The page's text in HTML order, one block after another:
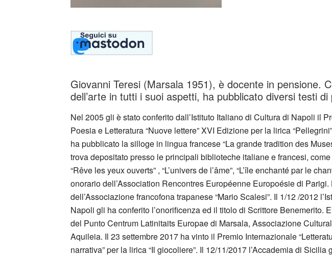
Giovanni Teresi (Marsala 1951), è docente in pensione.
dell’arte in tutti i suoi aspetti, ha pubblicato diversi testi
Nel 2005 gli è stato conferito dall’Istituto Italiano di Cultura di Napoli il
Poesia e Letteratura “Nuove lettere” XVI Edizione per la lirica
ha pubblicato la silloge in lingua francese “La grande tradition des
trova depositato presso le principali biblioteche italiane e francesi,
“Rêve les yeux ouverts” , “L’univers de l’âme”, “L’île enchanté par le
onorario dell’Association Rencontres Européenne Europoésie di
dell’Associazione francofona trapanese “Mario Scalesi”. Il 1/12 /2012
Napoli gli ha conferito l’onorificenza ed il titolo di Scrittore Benemerito.
del Punto Centrum Latinitaits Europae di Marsala, Associazione
Aquileia. Il 23 settembre 2017 ha vinto il Premio Internazionale
narrativa” per la lirica “Il giocoliere”. Il 12/11/2017 l’Accademia di Sicilia